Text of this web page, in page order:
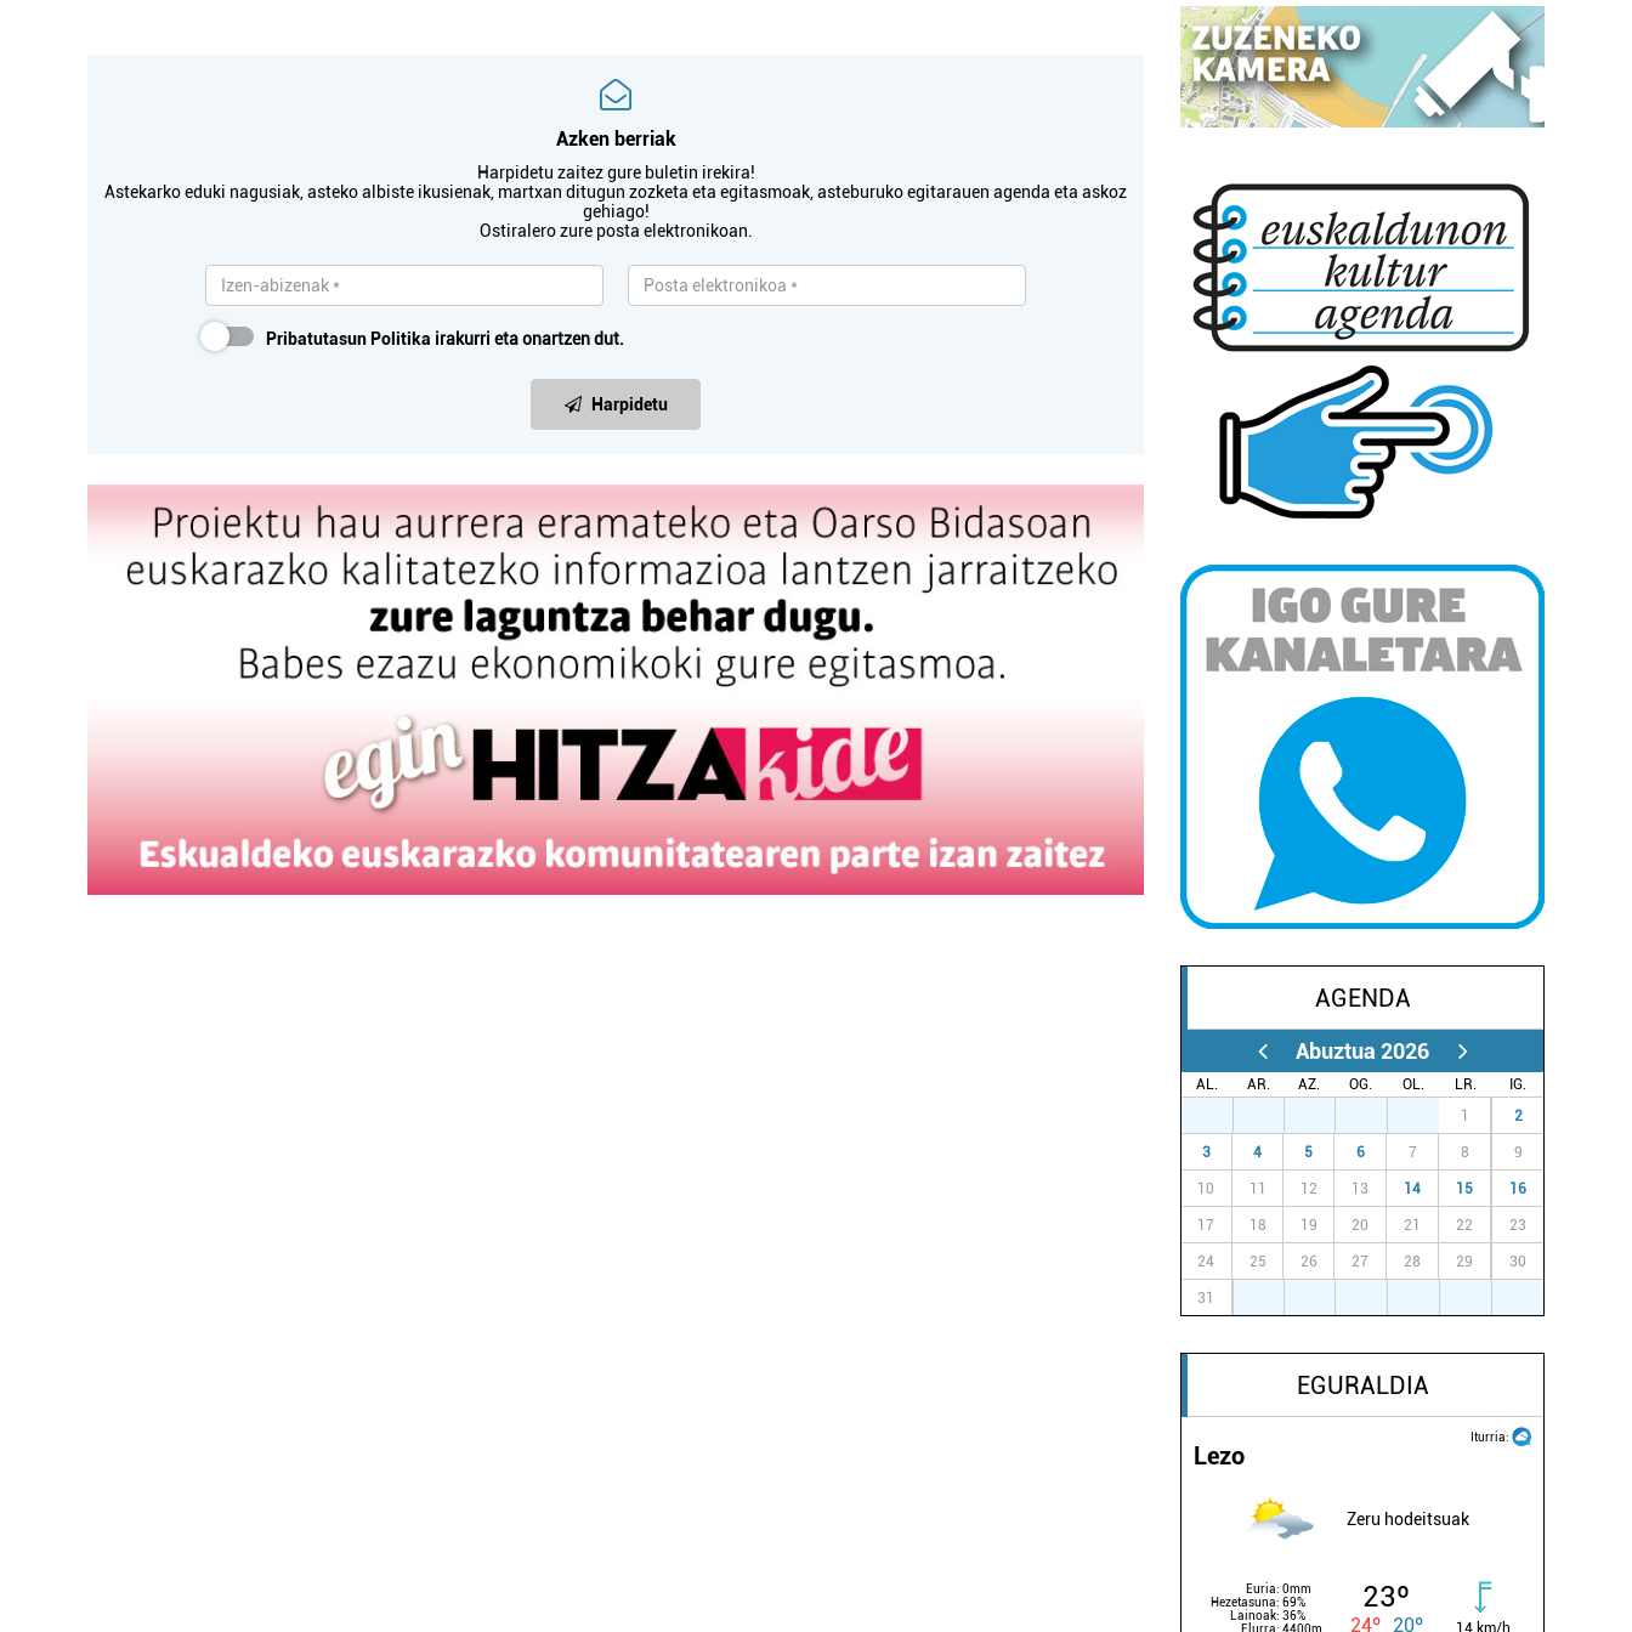
Azken berriak
Harpidetu zaitez gure buletin irekira!
Astekarko eduki nagusiak, asteko albiste ikusienak, martxan ditugun zozketa eta egitasmoak, asteburuko egitarauen agenda eta askoz
gehiago!
Ostiralero zure posta elektronikoan.
Pribatutasun Politika irakurri eta onartzen dut.
Harpidetu
AGENDA
Abuztua 2026
AL. AR. AZ. OG. OL. LR.
IG.
1 2
3 4 5 6 7 8 9
10 11 12 13 14 15 16
17 18 19 20 21 22 23
24 25 26 27 28 29 30
31
EGURALDIA
Iturria:
Lezo
Zeru hodeitsuak
Euria: 0mm
Hezetasuna: 69%
Lainoak: 36%
Elurra: 4400m
23º
24º 20º 14 km/h